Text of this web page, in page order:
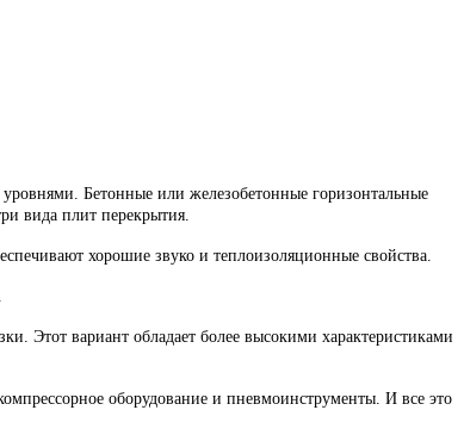
Бетонные или железобетонные горизонтальные
вида плит перекрытия.
хорошие звуко и теплоизоляционные свойства.
Этот вариант обладает более высокими характеристиками
оборудование и пневмоинструменты. И все это